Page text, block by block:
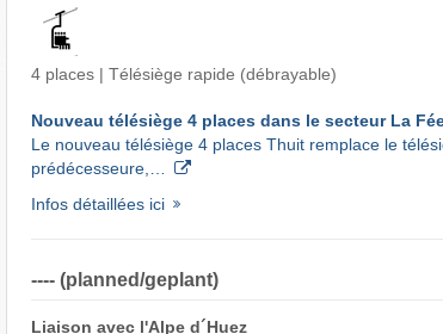
4 places | Télésiège rapide (débrayable)
Nouveau télésiège 4 places dans le secteur La
Le nouveau télésiège 4 places Thuit remplace le
prédécesseure,…
Infos détaillées ici
---- (planned/geplant)
Liaison avec l'Alpe d´Huez